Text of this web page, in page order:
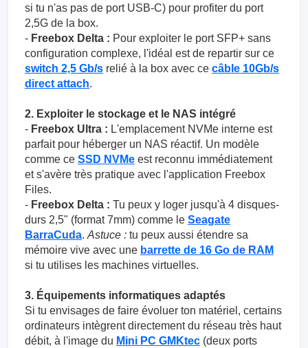
si tu n'as pas de port USB-C) pour profiter du port
2,5G de la box.
- Freebox Delta : Pour exploiter le port SFP+ sans
configuration complexe, l'idéal est de repartir sur ce
switch 2,5 Gb/s relié à la box avec ce câble 10Gb/s
direct attach.
2. Exploiter le stockage et le NAS intégré
- Freebox Ultra : L'emplacement NVMe interne est
parfait pour héberger un NAS réactif. Un modèle
comme ce SSD NVMe est reconnu immédiatement
et s'avère très pratique avec l'application Freebox
Files.
- Freebox Delta : Tu peux y loger jusqu'à 4 disques-
durs 2,5" (format 7mm) comme le Seagate
BarraCuda. Astuce : tu peux aussi étendre sa
mémoire vive avec une barrette de 16 Go de RAM
si tu utilises les machines virtuelles.
3. Équipements informatiques adaptés
Si tu envisages de faire évoluer ton matériel, certains
ordinateurs intègrent directement du réseau très haut
débit, à l'image du Mini PC GMKtec (deux ports